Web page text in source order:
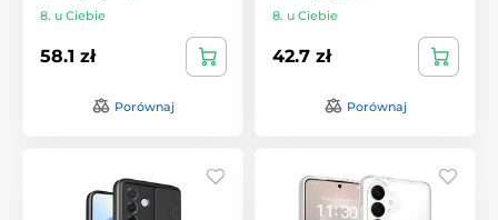
8. u Ciebie
58.1 zł
Porównaj
8. u Ciebie
42.7 zł
Porównaj